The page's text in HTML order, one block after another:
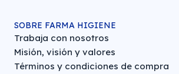
SOBRE FARMA HIGIENE
Trabaja con nosotros
Misión, visión y valores
Términos y condiciones de compra